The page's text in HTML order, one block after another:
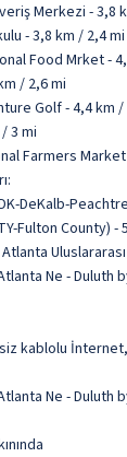
Merkezi - 3,8
- 3,8 km / 2,4 mi
Food Mrket -
/ 2,6 mi
Golf - 4,4 km /
3 mi
Farmers
DeKalb-
Fulton County) -
Uluslararası
Ne - Duluth
kablolu
Ne - Duluth